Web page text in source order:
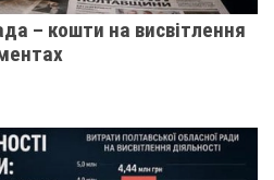
– кошти на висвітлення